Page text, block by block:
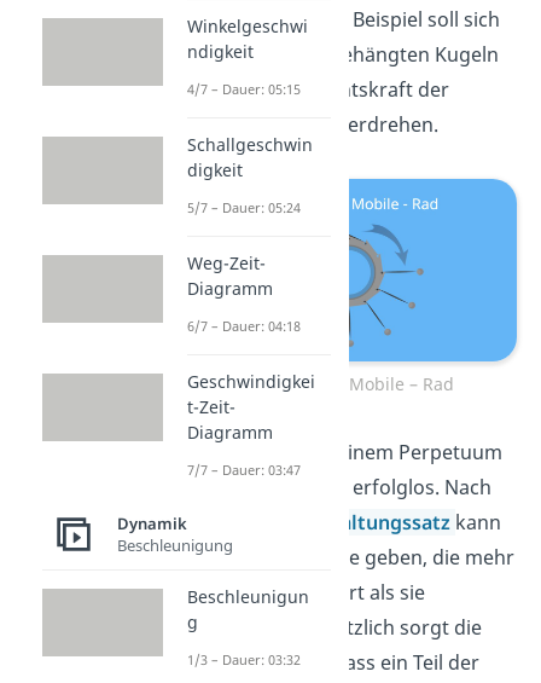
gekommen. Zum Beispiel soll sich
ein Rad mit aufgehängten Kugeln
durch die Gewichtskraft der
Kugeln ewig weiterdrehen.
Perpetuum Mobile – Rad
Die Suche nach einem Perpetuum
Mobile ist jedoch erfolglos. Nach
Energieerhaltungssatz kann
es keine Maschine geben, die mehr
Energie produziert als sie
verbraucht. Zusätzlich sorgt die
Reibung dafür, dass ein Teil der
Winkelgeschwi
ndigkeit
4/7 – Dauer: 05:15
Schallgeschwin
digkeit
5/7 – Dauer: 05:24
Weg-Zeit-
Diagramm
6/7 – Dauer: 04:18
Geschwindigkei
t-Zeit-
Diagramm
7/7 – Dauer: 03:47
Dynamik
Beschleunigung
Beschleunigun
g
1/3 – Dauer: 03:32